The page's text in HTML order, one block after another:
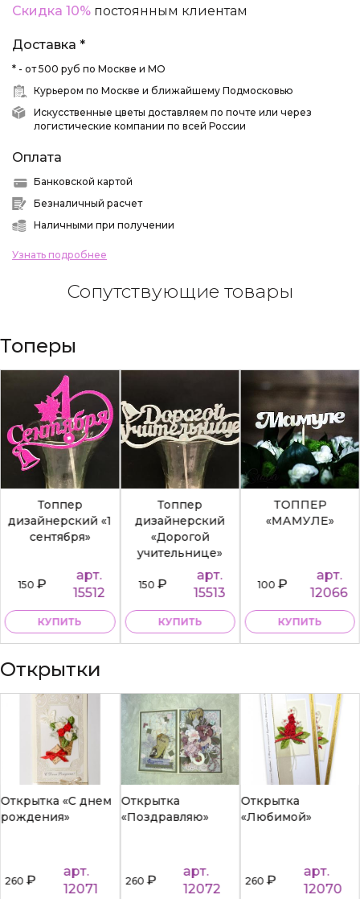
Скидка 10% постоянным клиентам
Доставка *
* - от 500 руб по Москве и МО
Курьером по Москве и ближайшему Подмосковью
Искусственные цветы доставляем по почте или через
логистические компании по всей России
Оплата
Банковской картой
Безналичный расчет
Наличными при получении
Узнать подробнее
Сопутствующие товары
Топеры
Топпер
дизайнерский «1
сентября»
150₽
арт.
15512
КУПИТЬ
Топпер
дизайнерский
«Дорогой
учительнице»
150₽
арт.
15513
КУПИТЬ
ТОППЕР
«МАМУЛЕ»
100₽
арт.
12066
КУПИТЬ
Открытки
Открытка «С днем
рождения»
260₽
арт.
12071
Открытка
«Поздравляю»
260₽
арт.
12072
Открытка
«Любимой»
260₽
арт.
12070